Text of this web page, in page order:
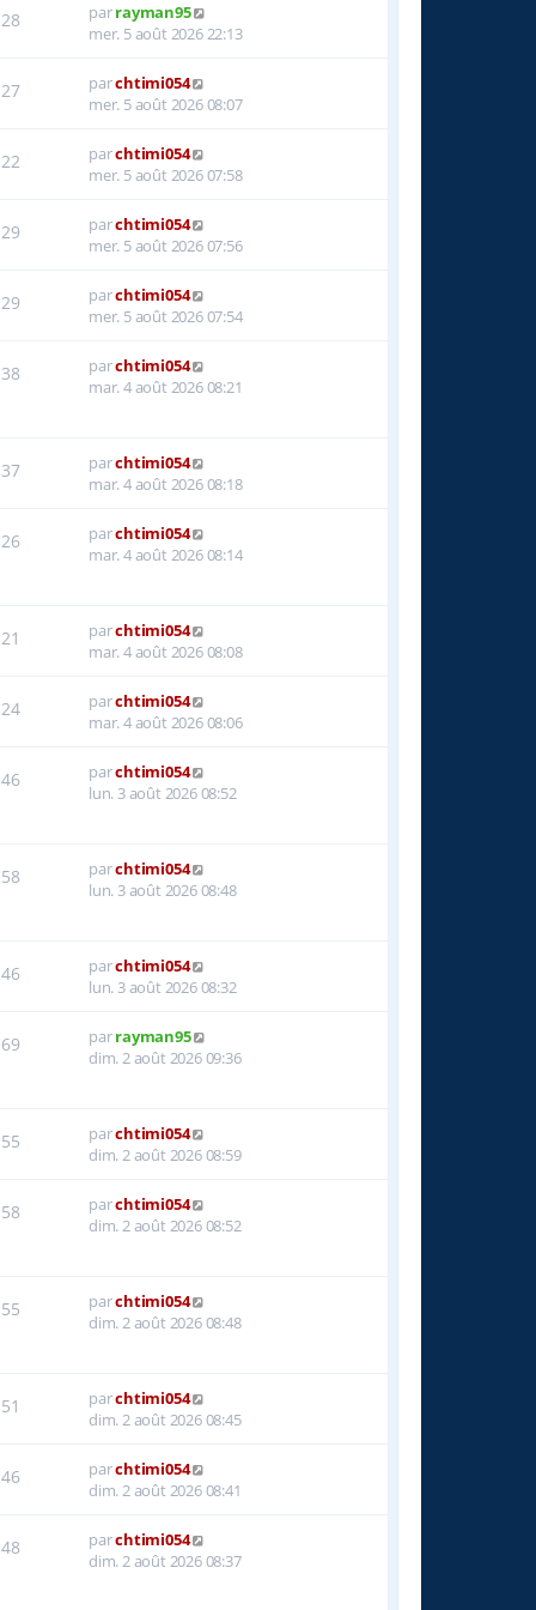
28 parrayman95
mer. 5 août 2026 22:13
27 parchtimi054
mer. 5 août 2026 08:07
22 parchtimi054
mer. 5 août 2026 07:58
29 parchtimi054
mer. 5 août 2026 07:56
29 parchtimi054
mer. 5 août 2026 07:54
38 parchtimi054
mar. 4 août 2026 08:21
37 parchtimi054
mar. 4 août 2026 08:18
26 parchtimi054
mar. 4 août 2026 08:14
21 parchtimi054
mar. 4 août 2026 08:08
24 parchtimi054
mar. 4 août 2026 08:06
46 parchtimi054
lun. 3 août 2026 08:52
58 parchtimi054
lun. 3 août 2026 08:48
46 parchtimi054
lun. 3 août 2026 08:32
69 parrayman95
dim. 2 août 2026 09:36
55 parchtimi054
dim. 2 août 2026 08:59
58 parchtimi054
dim. 2 août 2026 08:52
55 parchtimi054
dim. 2 août 2026 08:48
51 parchtimi054
dim. 2 août 2026 08:45
46 parchtimi054
dim. 2 août 2026 08:41
48 parchtimi054
dim. 2 août 2026 08:37